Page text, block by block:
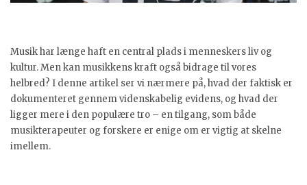
Musik har længe haft en central plads i menneskers liv og
kultur. Men kan musikkens kraft også bidrage til vores
helbred? I denne artikel ser vi nærmere på, hvad der faktisk er
dokumenteret gennem videnskabelig evidens, og hvad der
ligger mere i den populære tro – en tilgang, som både
musikterapeuter og forskere er enige om er vigtig at skelne
imellem.